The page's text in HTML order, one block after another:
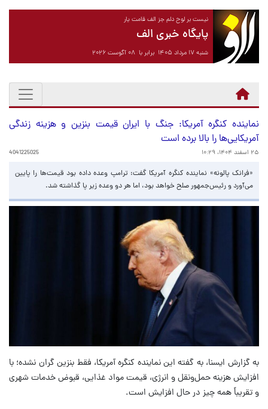
نیست بر لوح دلم جز الف قامت یار
پایگاه خبری الف
شنبه ۱۷ مرداد ۱۴۰۵ برابر با ۰۸ آگوست ۲۰۲۶
نماینده کنگره آمریکا: جنگ با ایران قیمت بنزین و هزینه زندگی
آمریکایی‌ها را بالا برده است
۲۵ اسفند ۱۴۰۴، ۱۰:۲۹ 4041225025
«فرانک پالونه» نماینده کنگره آمریکا گفت: ترامپ وعده داده بود قیمت‌ها را پایین
می‌آورد و رئیس‌جمهور صلح خواهد بود، اما هر دو وعده زیر پا گذاشته شد.
به گزارش ایسنا، به گفته این نماینده کنگره آمریکا، فقط بنزین گران نشده؛ با
افزایش هزینه حمل‌ونقل و انرژی، قیمت مواد غذایی، قبوض خدمات شهری
و تقریباً همه چیز در حال افزایش است.